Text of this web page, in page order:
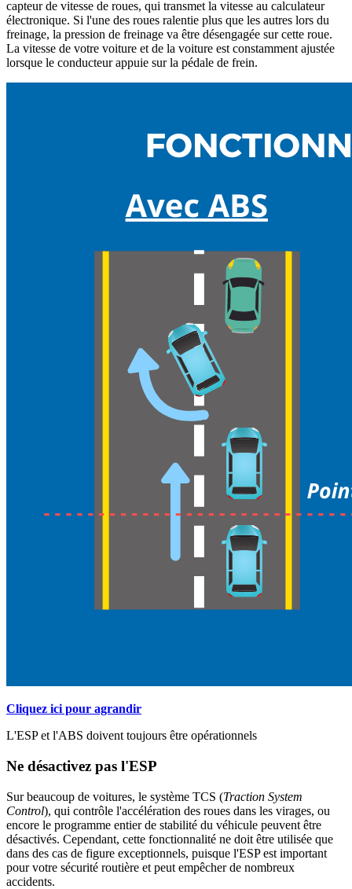
capteur de vitesse de roues, qui transmet la vitesse au calculateur
électronique. Si l'une des roues ralentie plus que les autres lors du
freinage, la pression de freinage va être désengagée sur cette roue.
La vitesse de votre voiture et de la voiture est constamment ajustée
lorsque le conducteur appuie sur la pédale de frein.
Cliquez ici pour agrandir
L'ESP et l'ABS doivent toujours être opérationnels
Ne désactivez pas l'ESP
Sur beaucoup de voitures, le système TCS (Traction System
Control), qui contrôle l'accélération des roues dans les virages, ou
encore le programme entier de stabilité du véhicule peuvent être
désactivés. Cependant, cette fonctionnalité ne doit être utilisée que
dans des cas de figure exceptionnels, puisque l'ESP est important
pour votre sécurité routière et peut empêcher de nombreux
accidents.